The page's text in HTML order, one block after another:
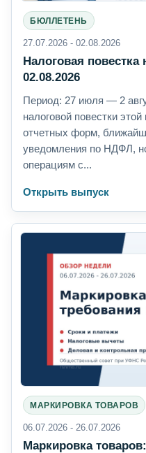
БЮЛЛЕТЕНЬ
27.07.2026 - 02.08.2026
Налоговая повестка
02.08.2026
Период: 27 июля — 2
налоговой повестки
отчетных форм,
уведомления по НДФЛ,
операциям с...
Открыть выпуск
МАРКИРОВКА ТОВАРОВ
06.07.2026 - 26.07.2026
Маркировка